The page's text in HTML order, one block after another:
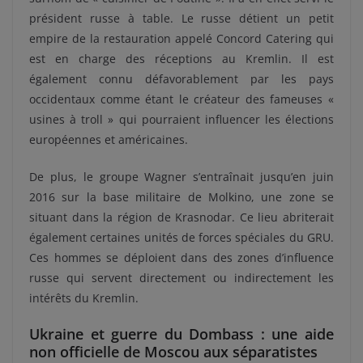
président russe à table. Le russe détient un petit
empire de la restauration appelé Concord Catering qui
est en charge des réceptions au Kremlin. Il est
également connu défavorablement par les pays
occidentaux comme étant le créateur des fameuses «
usines à troll » qui pourraient influencer les élections
européennes et américaines.
De plus, le groupe Wagner s’entraînait jusqu’en juin
2016 sur la base militaire de Molkino, une zone se
situant dans la région de Krasnodar. Ce lieu abriterait
également certaines unités de forces spéciales du GRU.
Ces hommes se déploient dans des zones d’influence
russe qui servent directement ou indirectement les
intérêts du Kremlin.
Ukraine et guerre du Dombass : une aide
non officielle de Moscou aux séparatistes